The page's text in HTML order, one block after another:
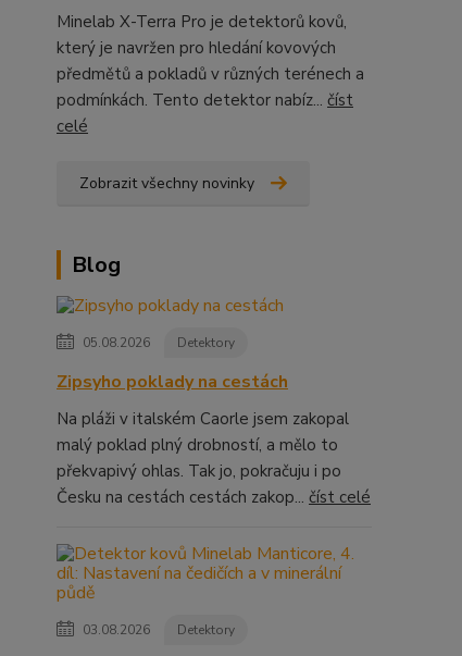
Minelab X-Terra Pro je detektorů kovů,
který je navržen pro hledání kovových
předmětů a pokladů v různých terénech a
podmínkách. Tento detektor nabíz... číst
celé
Zobrazit všechny novinky
Blog
05.08.2026 Detektory
Zipsyho poklady na cestách
Na pláži v italském Caorle jsem zakopal
malý poklad plný drobností, a mělo to
překvapivý ohlas. Tak jo, pokračuju i po
Česku na cestách cestách zakop... číst celé
03.08.2026 Detektory